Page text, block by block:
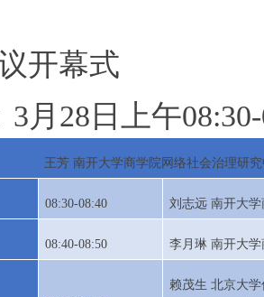
开幕式
3月 28 日上午
王芳 南开大学商学院网络社会治理研
08:30-08:40 刘志远 南开大
08:40-08:50 李月琳 南开大
赖茂生 北京大